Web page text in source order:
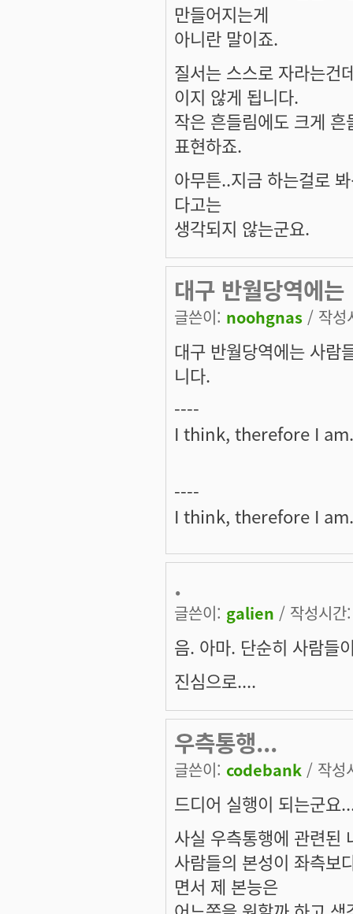
만들어지는게
아니란 말이죠.
질서는 스스로 자라는건
이지 않게 됩니다.
작은 흔들림에도 크게
표현하죠.
아무튼..지금 하는걸로
다고는
생각되지 않는군요.
대구 반월당역에는
글쓴이: noohgnas / 작성
대구 반월당역에는 사람
니다.
----
I think, therefore I am.
----
I think, therefore I am.
.
글쓴이: galien / 작성시
음. 아마. 단순히 사람들
진심으로....
우측통행...
글쓴이: codebank / 작성
드디어 실행이 되는군요
사실 우측통행에 관련된
사람들의 본성이 좌측보
면서 제 본능은